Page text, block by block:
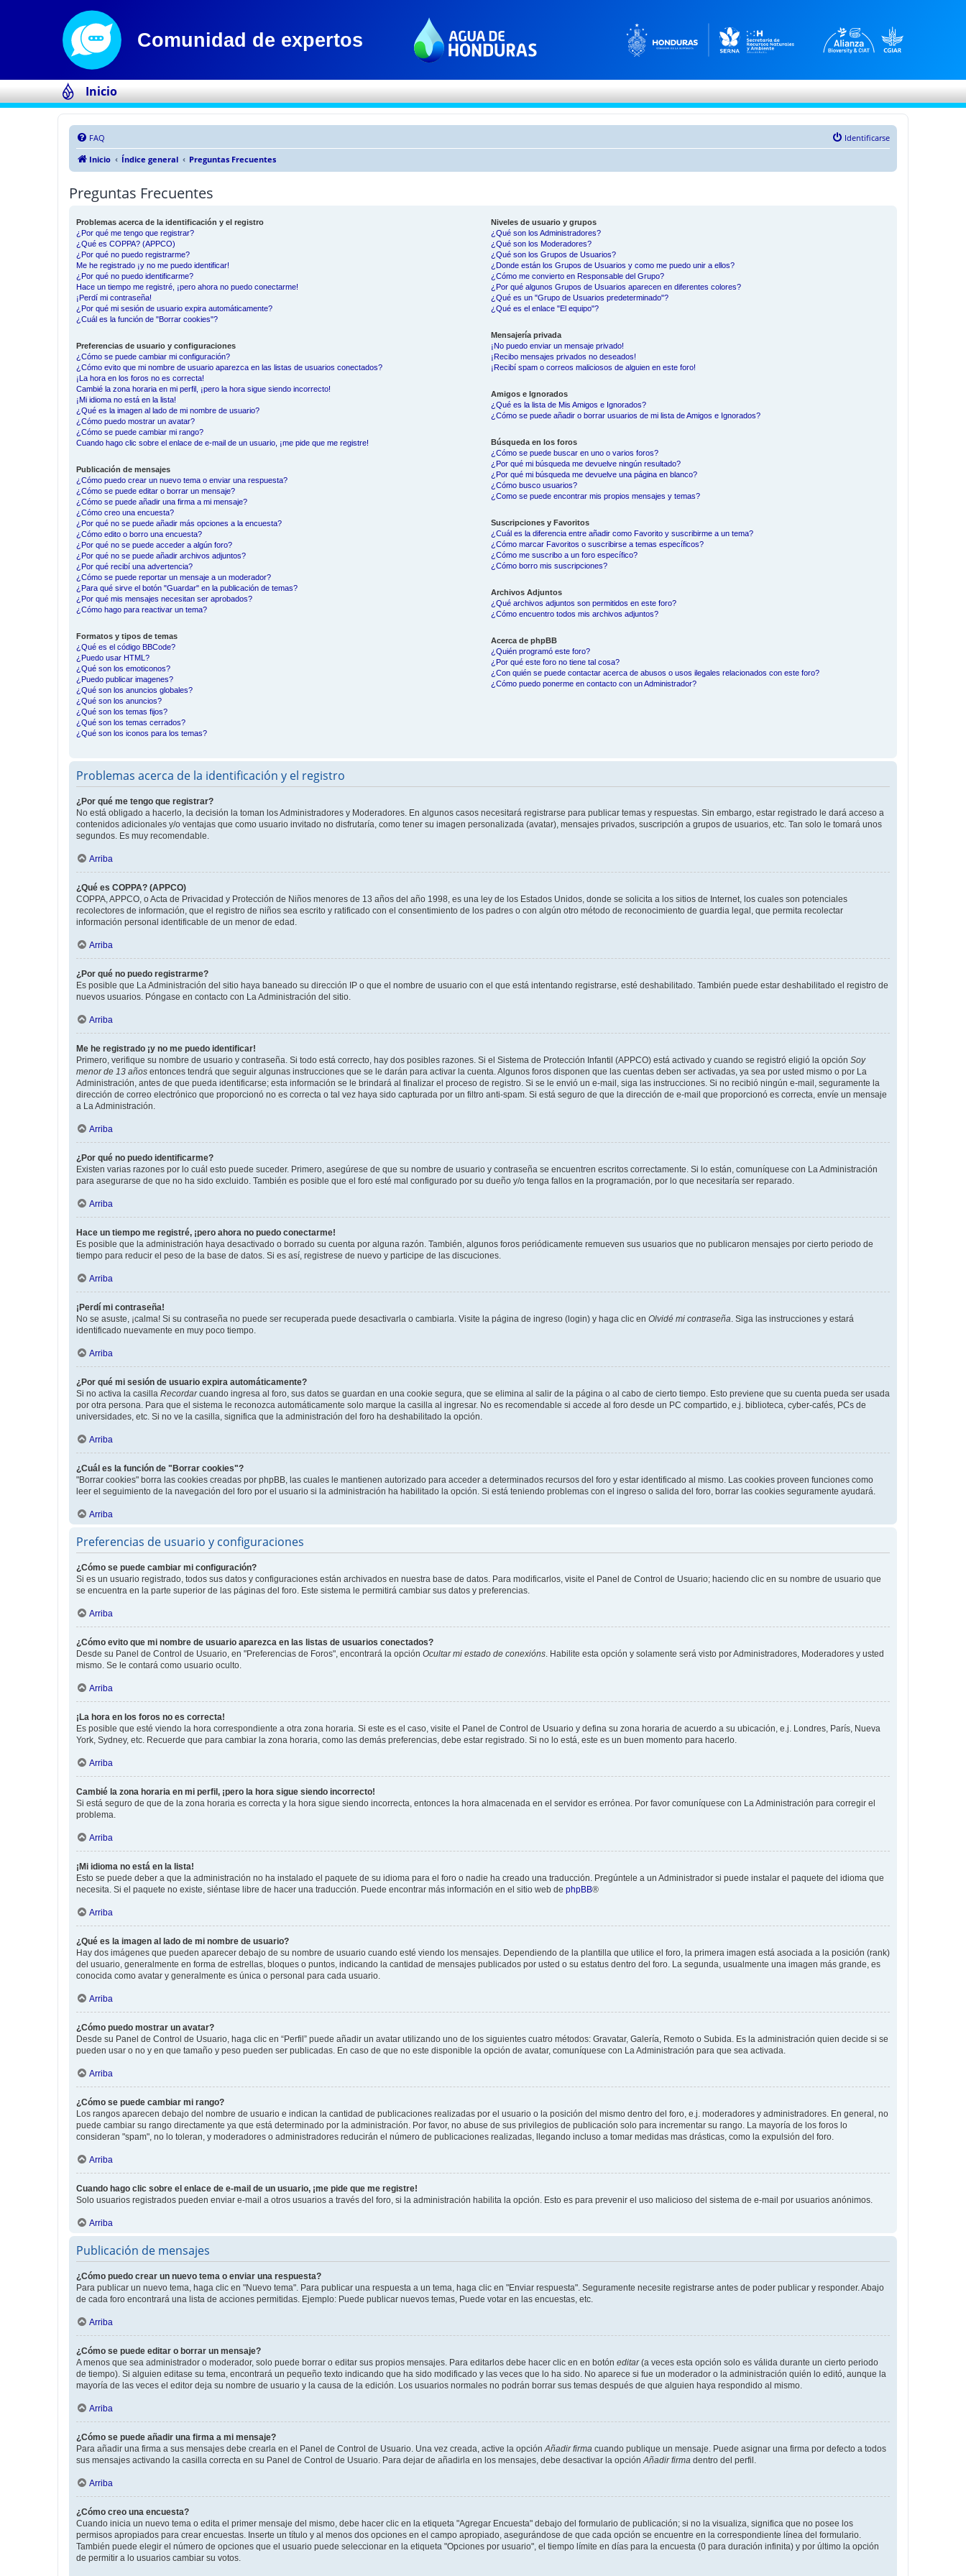
Inicio
FAQ
Identificarse
Inicio
Índice general Preguntas Frecuentes
Preguntas Frecuentes
Problemas acerca de la identificación y el registro
¿Por qué me tengo que registrar?
¿Qué es COPPA? (APPCO)
¿Por qué no puedo registrarme?
Me he registrado ¡y no me puedo identificar!
¿Por qué no puedo identificarme?
Hace un tiempo me registré, ¡pero ahora no puedo conectarme!
¡Perdí mi contraseña!
¿Por qué mi sesión de usuario expira automáticamente?
¿Cuál es la función de "Borrar cookies"?
Preferencias de usuario y configuraciones
¿Cómo se puede cambiar mi configuración?
¿Cómo evito que mi nombre de usuario aparezca en las listas de usuarios conectados?
¡La hora en los foros no es correcta!
Cambié la zona horaria en mi perfil, ¡pero la hora sigue siendo incorrecto!
¡Mi idioma no está en la lista!
¿Qué es la imagen al lado de mi nombre de usuario?
¿Cómo puedo mostrar un avatar?
¿Cómo se puede cambiar mi rango?
Cuando hago clic sobre el enlace de e-mail de un usuario, ¡me pide que me registre!
Publicación de mensajes
¿Cómo puedo crear un nuevo tema o enviar una respuesta?
¿Cómo se puede editar o borrar un mensaje?
¿Cómo se puede añadir una firma a mi mensaje?
¿Cómo creo una encuesta?
¿Por qué no se puede añadir más opciones a la encuesta?
¿Cómo edito o borro una encuesta?
¿Por qué no se puede acceder a algún foro?
¿Por qué no se puede añadir archivos adjuntos?
¿Por qué recibí una advertencia?
¿Cómo se puede reportar un mensaje a un moderador?
¿Para qué sirve el botón "Guardar" en la publicación de temas?
¿Por qué mis mensajes necesitan ser aprobados?
¿Cómo hago para reactivar un tema?
Formatos y tipos de temas
¿Qué es el código BBCode?
¿Puedo usar HTML?
¿Qué son los emoticonos?
¿Puedo publicar imagenes?
¿Qué son los anuncios globales?
¿Qué son los anuncios?
¿Qué son los temas fijos?
¿Qué son los temas cerrados?
¿Qué son los iconos para los temas?
Niveles de usuario y grupos
¿Qué son los Administradores?
¿Qué son los Moderadores?
¿Qué son los Grupos de Usuarios?
¿Donde están los Grupos de Usuarios y como me puedo unir a ellos?
¿Cómo me convierto en Responsable del Grupo?
¿Por qué algunos Grupos de Usuarios aparecen en diferentes colores?
¿Qué es un "Grupo de Usuarios predeterminado"?
¿Qué es el enlace "El equipo"?
Mensajería privada
¡No puedo enviar un mensaje privado!
¡Recibo mensajes privados no deseados!
¡Recibí spam o correos maliciosos de alguien en este foro!
Amigos e Ignorados
¿Qué es la lista de Mis Amigos e Ignorados?
¿Cómo se puede añadir o borrar usuarios de mi lista de Amigos e Ignorados?
Búsqueda en los foros
¿Cómo se puede buscar en uno o varios foros?
¿Por qué mi búsqueda me devuelve ningún resultado?
¿Por qué mi búsqueda me devuelve una página en blanco?
¿Cómo busco usuarios?
¿Como se puede encontrar mis propios mensajes y temas?
Suscripciones y Favoritos
¿Cuál es la diferencia entre añadir como Favorito y suscribirme a un tema?
¿Cómo marcar Favoritos o suscribirse a temas específicos?
¿Cómo me suscribo a un foro específico?
¿Cómo borro mis suscripciones?
Archivos Adjuntos
¿Qué archivos adjuntos son permitidos en este foro?
¿Cómo encuentro todos mis archivos adjuntos?
Acerca de phpBB
¿Quién programó este foro?
¿Por qué este foro no tiene tal cosa?
¿Con quién se puede contactar acerca de abusos o usos ilegales relacionados con este foro?
¿Cómo puedo ponerme en contacto con un Administrador?
Problemas acerca de la identificación y el registro
¿Por qué me tengo que registrar?
No está obligado a hacerlo, la decisión la toman los Administradores y Moderadores. En algunos casos necesitará registrarse para publicar temas y respuestas. Sin embargo, estar registrado le dará acceso a
contenidos adicionales y/o ventajas que como usuario invitado no disfrutaría, como tener su imagen personalizada (avatar), mensajes privados, suscripción a grupos de usuarios, etc. Tan solo le tomará unos
segundos. Es muy recomendable.
Arriba
¿Qué es COPPA? (APPCO)
COPPA, APPCO, o Acta de Privacidad y Protección de Niños menores de 13 años del año 1998, es una ley de los Estados Unidos, donde se solicita a los sitios de Internet, los cuales son potenciales
recolectores de información, que el registro de niños sea escrito y ratificado con el consentimiento de los padres o con algún otro método de reconocimiento de guardia legal, que permita recolectar
información personal identificable de un menor de edad.
Arriba
¿Por qué no puedo registrarme?
Es posible que La Administración del sitio haya baneado su dirección IP o que el nombre de usuario con el que está intentando registrarse, esté deshabilitado. También puede estar deshabilitado el registro de
nuevos usuarios. Póngase en contacto con La Administración del sitio.
Arriba
Me he registrado ¡y no me puedo identificar!
Primero, verifique su nombre de usuario y contraseña. Si todo está correcto, hay dos posibles razones. Si el Sistema de Protección Infantil (APPCO) está activado y cuando se registró eligió la opción Soy
menor de 13 años entonces tendrá que seguir algunas instrucciones que se le darán para activar la cuenta. Algunos foros disponen que las cuentas deben ser activadas, ya sea por usted mismo o por La
Administración, antes de que pueda identificarse; esta información se le brindará al finalizar el proceso de registro. Si se le envió un e-mail, siga las instrucciones. Si no recibió ningún e-mail, seguramente la
dirección de correo electrónico que proporcionó no es correcta o tal vez haya sido capturada por un filtro anti-spam. Si está seguro de que la dirección de e-mail que proporcionó es correcta, envíe un mensaje
a La Administración.
Arriba
¿Por qué no puedo identificarme?
Existen varias razones por lo cuál esto puede suceder. Primero, asegúrese de que su nombre de usuario y contraseña se encuentren escritos correctamente. Si lo están, comuníquese con La Administración
para asegurarse de que no ha sido excluido. También es posible que el foro esté mal configurado por su dueño y/o tenga fallos en la programación, por lo que necesitaría ser reparado.
Arriba
Hace un tiempo me registré, ¡pero ahora no puedo conectarme!
Es posible que la administración haya desactivado o borrado su cuenta por alguna razón. También, algunos foros periódicamente remueven sus usuarios que no publicaron mensajes por cierto periodo de
tiempo para reducir el peso de la base de datos. Si es así, registrese de nuevo y participe de las discuciones.
Arriba
¡Perdí mi contraseña!
No se asuste, ¡calma! Si su contraseña no puede ser recuperada puede desactivarla o cambiarla. Visite la página de ingreso (login) y haga clic en Olvidé mi contraseña. Siga las instrucciones y estará
identificado nuevamente en muy poco tiempo.
Arriba
¿Por qué mi sesión de usuario expira automáticamente?
Si no activa la casilla Recordarcuando ingresa al foro, sus datos se guardan en una cookie segura, que se elimina al salir de la página o al cabo de cierto tiempo. Esto previene que su cuenta pueda ser usada
por otra persona. Para que el sistema le reconozca automáticamente solo marque la casilla al ingresar. No es recomendable si accede al foro desde un PC compartido, e.j. biblioteca, cyber-cafés, PCs de
universidades, etc. Si no ve la casilla, significa que la administración del foro ha deshabilitado la opción.
Arriba
¿Cuál es la función de "Borrar cookies"?
"Borrar cookies" borra las cookies creadas por phpBB, las cuales le mantienen autorizado para acceder a determinados recursos del foro y estar identificado al mismo. Las cookies proveen funciones como
leer el seguimiento de la navegación del foro por el usuario si la administración ha habilitado la opción. Si está teniendo problemas con el ingreso o salida del foro, borrar las cookies seguramente ayudará.
Arriba
Preferencias de usuario y configuraciones
¿Cómo se puede cambiar mi configuración?
Si es un usuario registrado, todos sus datos y configuraciones están archivados en nuestra base de datos. Para modificarlos, visite el Panel de Control de Usuario; haciendo clic en su nombre de usuario que
se encuentra en la parte superior de las páginas del foro. Este sistema le permitirá cambiar sus datos y preferencias.
Arriba
¿Cómo evito que mi nombre de usuario aparezca en las listas de usuarios conectados?
Desde su Panel de Control de Usuario, en "Preferencias de Foros", encontrará la opción Ocultar mi estado de conexións. Habilite esta opción y solamente será visto por Administradores, Moderadores y usted
mismo. Se le contará como usuario oculto.
Arriba
¡La hora en los foros no es correcta!
Es posible que esté viendo la hora correspondiente a otra zona horaria. Si este es el caso, visite el Panel de Control de Usuario y defina su zona horaria de acuerdo a su ubicación, e.j. Londres, París, Nueva
York, Sydney, etc. Recuerde que para cambiar la zona horaria, como las demás preferencias, debe estar registrado. Si no lo está, este es un buen momento para hacerlo.
Arriba
Cambié la zona horaria en mi perfil, ¡pero la hora sigue siendo incorrecto!
Si está seguro de que de la zona horaria es correcta y la hora sigue siendo incorrecta, entonces la hora almacenada en el servidor es errónea. Por favor comuníquese con La Administración para corregir el
problema.
Arriba
¡Mi idioma no está en la lista!
Esto se puede deber a que la administración no ha instalado el paquete de su idioma para el foro o nadie ha creado una traducción. Pregúntele a un Administrador si puede instalar el paquete del idioma que
necesita. Si el paquete no existe, siéntase libre de hacer una traducción. Puede encontrar más información en el sitio web de phpBB®
Arriba
¿Qué es la imagen al lado de mi nombre de usuario?
Hay dos imágenes que pueden aparecer debajo de su nombre de usuario cuando esté viendo los mensajes. Dependiendo de la plantilla que utilice el foro, la primera imagen está asociada a la posición (rank)
del usuario, generalmente en forma de estrellas, bloques o puntos, indicando la cantidad de mensajes publicados por usted o su estatus dentro del foro. La segunda, usualmente una imagen más grande, es
conocida como avatar y generalmente es única o personal para cada usuario.
Arriba
¿Cómo puedo mostrar un avatar?
Desde su Panel de Control de Usuario, haga clic en “Perfil” puede añadir un avatar utilizando uno de los siguientes cuatro métodos: Gravatar, Galería, Remoto o Subida. Es la administración quien decide si se
pueden usar o no y en que tamaño y peso pueden ser publicadas. En caso de que no este disponible la opción de avatar, comuníquese con La Administración para que sea activada.
Arriba
¿Cómo se puede cambiar mi rango?
Los rangos aparecen debajo del nombre de usuario e indican la cantidad de publicaciones realizadas por el usuario o la posición del mismo dentro del foro, e.j. moderadores y administradores. En general, no
puede cambiar su rango directamente ya que está determinado por la administración. Por favor, no abuse de sus privilegios de publicación solo para incrementar su rango. La mayoría de los foros lo
consideran "spam", no lo toleran, y moderadores o administradores reducirán el número de publicaciones realizadas, llegando incluso a tomar medidas mas drásticas, como la expulsión del foro.
Arriba
Cuando hago clic sobre el enlace de e-mail de un usuario, ¡me pide que me registre!
Solo usuarios registrados pueden enviar e-mail a otros usuarios a través del foro, si la administración habilita la opción. Esto es para prevenir el uso malicioso del sistema de e-mail por usuarios anónimos.
Arriba
Publicación de mensajes
¿Cómo puedo crear un nuevo tema o enviar una respuesta?
Para publicar un nuevo tema, haga clic en "Nuevo tema". Para publicar una respuesta a un tema, haga clic en "Enviar respuesta". Seguramente necesite registrarse antes de poder publicar y responder. Abajo
de cada foro encontrará una lista de acciones permitidas. Ejemplo: Puede publicar nuevos temas, Puede votar en las encuestas, etc.
Arriba
¿Cómo se puede editar o borrar un mensaje?
A menos que sea administrador o moderador, solo puede borrar o editar sus propios mensajes. Para editarlos debe hacer clic en en botón editar(a veces esta opción solo es válida durante un cierto periodo
de tiempo). Si alguien editase su tema, encontrará un pequeño texto indicando que ha sido modificado y las veces que lo ha sido. No aparece si fue un moderador o la administración quién lo editó, aunque la
mayoría de las veces el editor deja su nombre de usuario y la causa de la edición. Los usuarios normales no podrán borrar sus temas después de que alguien haya respondido al mismo.
Arriba
¿Cómo se puede añadir una firma a mi mensaje?
Para añadir una firma a sus mensajes debe crearla en el Panel de Control de Usuario. Una vez creada, active la opciónAñadir firma cuando publique un mensaje. Puede asignar una firma por defecto a todos
sus mensajes activando la casilla correcta en su Panel de Control de Usuario. Para dejar de añadirla en los mensajes, debe desactivar la opciónAñadir firma dentro del perfil.
Arriba
¿Cómo creo una encuesta?
Cuando inicia un nuevo tema o edita el primer mensaje del mismo, debe hacer clic en la etiqueta "Agregar Encuesta" debajo del formulario de publicación; si no la visualiza, significa que no posee los
permisos apropiados para crear encuestas. Inserte un título y al menos dos opciones en el campo apropiado, asegurándose de que cada opción se encuentre en la correspondiente línea del formulario.
También puede elegir el número de opciones que el usuario puede seleccionar en la etiqueta "Opciones por usuario", el tiempo límite en días para la encuesta (0 para duración infinita) y por último la opción
de permitir a lo usuarios cambiar su votos.